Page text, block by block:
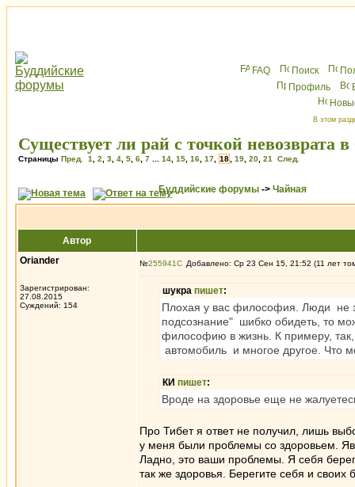
FAQ Поиск
Профиль
В этом
Существует ли рай с точкой невозврата в
Страницы Пред. 1 2 3 4 5 6 7 14 15 16 17 18 19 20 21 След.
Буддийские форумы -> Чайная
Автор
Oriander
Зарегистрирован:
27.08.2015
Суждений: 154
№255941 Добавлено: Ср 23 Сен 15, 21:52 (11 лет
шукра пишет:
Плохая у вас философия. Люди не
подсознание" шибко обидеть, то
философию в жизнь. К примеру, так,
автомобиль и многое другое. Что
КИ пишет:
Вроде на здоровье еще не
Про Тибет я ответ не получил, лишь
у меня были проблемы со здоровьем.
Ладно, это ваши проблемы. Я себя
так же здоровья. Берегите себя и